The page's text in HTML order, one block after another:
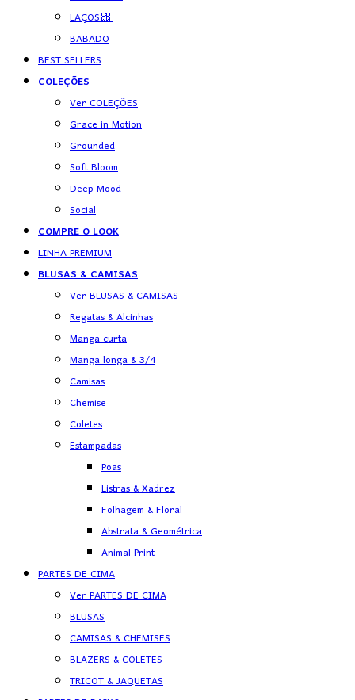
LAÇOS🎀
BABADO
BEST SELLERS
COLEÇÕES
Ver COLEÇÕES
Grace in Motion
Grounded
Soft Bloom
Deep Mood
Social
COMPRE O LOOK
LINHA PREMIUM
BLUSAS & CAMISAS
Ver BLUSAS & CAMISAS
Regatas & Alcinhas
Manga curta
Manga longa & 3/4
Camisas
Chemise
Coletes
Estampadas
Poas
Listras & Xadrez
Folhagem & Floral
Abstrata & Geométrica
Animal Print
PARTES DE CIMA
Ver PARTES DE CIMA
BLUSAS
CAMISAS & CHEMISES
BLAZERS & COLETES
TRICOT & JAQUETAS